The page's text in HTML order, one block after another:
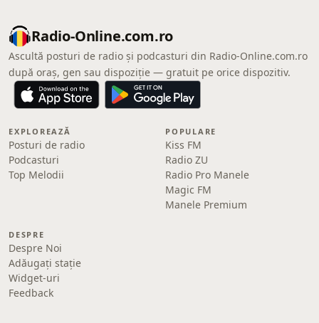
Radio-Online.com.ro
Ascultă posturi de radio și podcasturi din Radio-Online.com.ro
după oraș, gen sau dispoziție — gratuit pe orice dispozitiv.
EXPLOREAZĂ
Posturi de radio
Podcasturi
Top Melodii
POPULARE
Kiss FM
Radio ZU
Radio Pro Manele
Magic FM
Manele Premium
DESPRE
Despre Noi
Adăugați stație
Widget-uri
Feedback